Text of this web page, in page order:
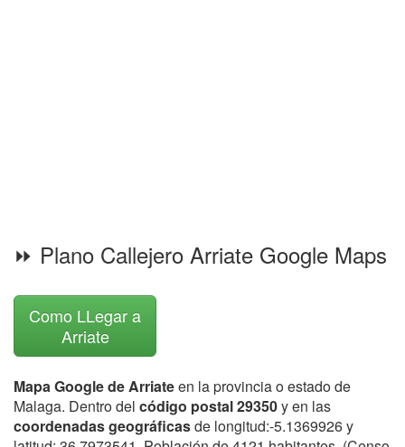
⏩ Plano Callejero Arriate Google Maps
Como LLegar a
Arriate
Mapa Google de Arriateen la provincia o estado de
Malaga. Dentro del código postal 29350y en las
coordenadas geográficasde longitud:-5.1369926 y